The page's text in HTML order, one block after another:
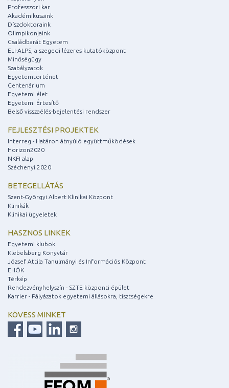
Professzori kar
Akadémikusaink
Díszdoktoraink
Olimpikonjaink
Családbarát Egyetem
ELI-ALPS, a szegedi lézeres kutatóközpont
Minőségügy
Szabályzatok
Egyetemtörténet
Centenárium
Egyetemi élet
Egyetemi Értesítő
Belső visszaélés-bejelentési rendszer
FEJLESZTÉSI PROJEKTEK
Interreg - Határon átnyúló együttműködések
Horizon2020
NKFI alap
Széchenyi 2020
BETEGELLÁTÁS
Szent-Györgyi Albert Klinikai Központ
Klinikák
Klinikai ügyeletek
HASZNOS LINKEK
Egyetemi klubok
Klebelsberg Könyvtár
József Attila Tanulmányi és Információs Központ
EHÖK
Térkép
Rendezvényhelyszín - SZTE központi épület
Karrier - Pályázatok egyetemi állásokra, tisztségekre
KÖVESS MINKET